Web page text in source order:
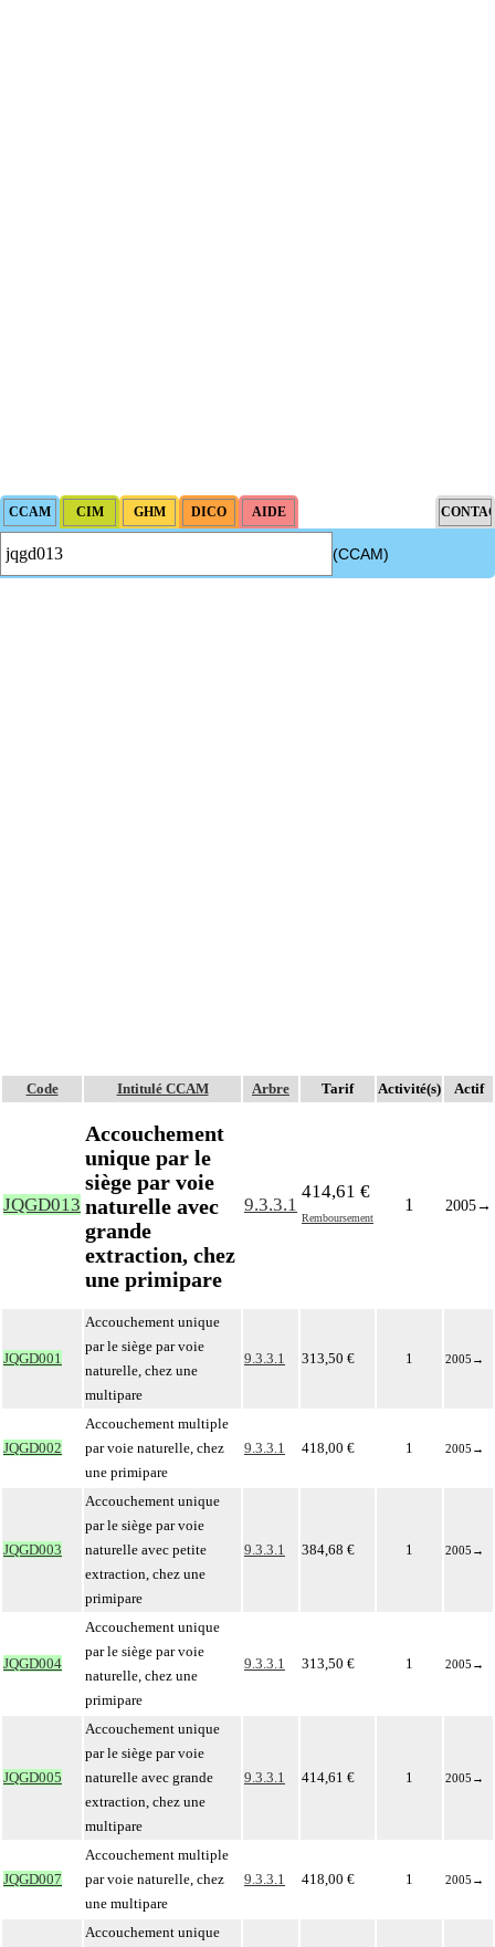
(CCAM)
Code Intitulé CCAM Arbre Tarif Activité(s) Actif
JQGD013
Accouchement
unique par le
siège par voie
naturelle avec
grande
extraction, chez
une primipare
9.3.3.1
414,61 €
Remboursement
1 2005→
JQGD001
Accouchement unique
par le siège par voie
naturelle, chez une
multipare
9.3.3.1 313,50 € 1 2005 →
JQGD002
Accouchement multiple
par voie naturelle, chez
une primipare
9.3.3.1 418,00 € 1 2005 →
JQGD003
Accouchement unique
par le siège par voie
naturelle avec petite
extraction, chez une
primipare
9.3.3.1 384,68 € 1 2005 →
JQGD004
Accouchement unique
par le siège par voie
naturelle, chez une
primipare
9.3.3.1 313,50 € 1 2005 →
JQGD005
Accouchement unique
par le siège par voie
naturelle avec grande
extraction, chez une
multipare
9.3.3.1 414,61 € 1 2005 →
JQGD007
Accouchement multiple
par voie naturelle, chez
une multipare
9.3.3.1 418,00 € 1 2005 →
Accouchement unique